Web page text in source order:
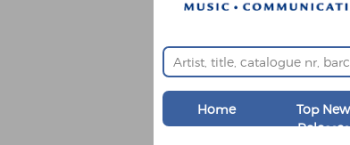
Home
Top New
Releases